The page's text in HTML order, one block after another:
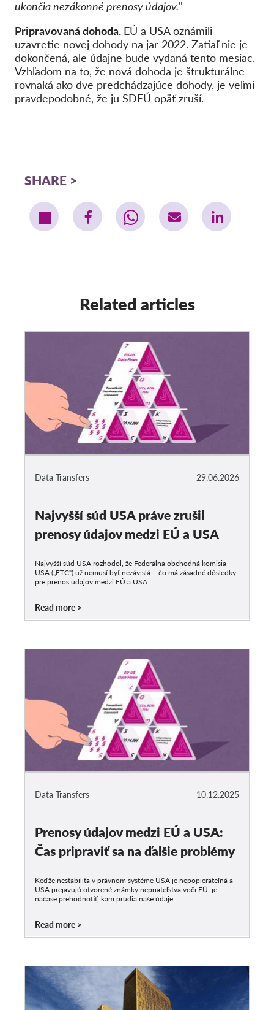
ukončia nezákonné prenosy údajov."
Pripravovaná dohoda. EÚ a USA oznámili
uzavretie novej dohody na jar 2022. Zatiaľ nie je
dokončená, ale údajne bude vydaná tento mesiac.
Vzhľadom na to, že nová dohoda je štrukturálne
rovnaká ako dve predchádzajúce dohody, je veľmi
pravdepodobné, že ju SDEÚ opäť zruší.
SHARE
Related articles
29.06.2026
Data Transfers
Najvyšší súd USA práve zrušil
prenosy údajov medzi EÚ a USA
Najvyšší súd USA rozhodol, že Federálna obchodná komisia
USA („FTC“) už nemusí byť nezávislá – čo má zásadné dôsledky
pre prenos údajov medzi EÚ a USA.
Read more
10.12.2025
Data Transfers
Prenosy údajov medzi EÚ a USA:
Čas pripraviť sa na ďalšie problémy
Keďže nestabilita v právnom systéme USA je nepopierateľná a
USA prejavujú otvorené známky nepriateľstva voči EÚ, je
načase prehodnotiť, kam prúdia naše údaje
Read more